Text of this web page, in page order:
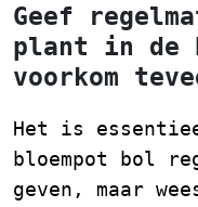
Geef
plant in de
voorkom
Het is
bloempot bol
geven, maar